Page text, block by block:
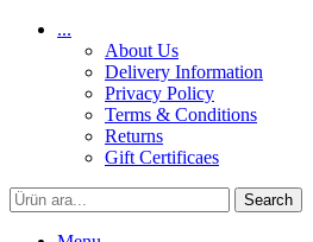
...
About Us
Delivery Information
Privacy Policy
Terms & Conditions
Returns
Gift Certificaes
Search